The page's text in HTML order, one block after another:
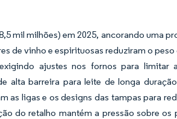
mil milhões) em 2025, ancorando uma
de vinho e espirituosas reduziram o peso
ajustes nos fornos para limitar
alta barreira para leite de longa
as ligas e os designs das tampas para
do retalho mantém a pressão sobre os